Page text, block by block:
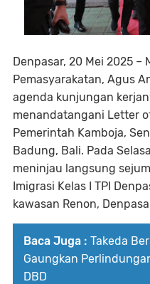
Denpasar, 20 Mei 2025 –
Pemasyarakatan, Agus
agenda kunjungan
menandatangani Letter
Pemerintah Kamboja,
Badung, Bali. Pada
meninjau langsung
Imigrasi Kelas I TPI
kawasan Renon,
Baca Juga : Takeda
Gaungkan
DBD